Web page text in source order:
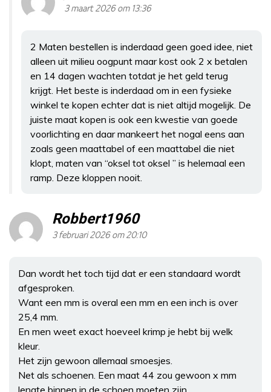
3 maart 2026 om 13:36
2 Maten bestellen is inderdaad geen goed idee, niet
alleen uit milieu oogpunt maar kost ook 2 x betalen
en 14 dagen wachten totdat je het geld terug
krijgt. Het beste is inderdaad om in een fysieke
winkel te kopen echter dat is niet altijd mogelijk. De
juiste maat kopen is ook een kwestie van goede
voorlichting en daar mankeert het nogal eens aan
zoals geen maattabel of een maattabel die niet
klopt, maten van “oksel tot oksel ” is helemaal een
ramp. Deze kloppen nooit.
Robbert1960
3 februari 2026 om 20:10
Dan wordt het toch tijd dat er een standaard wordt
afgesproken.
Want een mm is overal een mm en een inch is over
25,4 mm.
En men weet exact hoeveel krimp je hebt bij welk
kleur.
Het zijn gewoon allemaal smoesjes.
Net als schoenen. Een maat 44 zou gewoon x mm